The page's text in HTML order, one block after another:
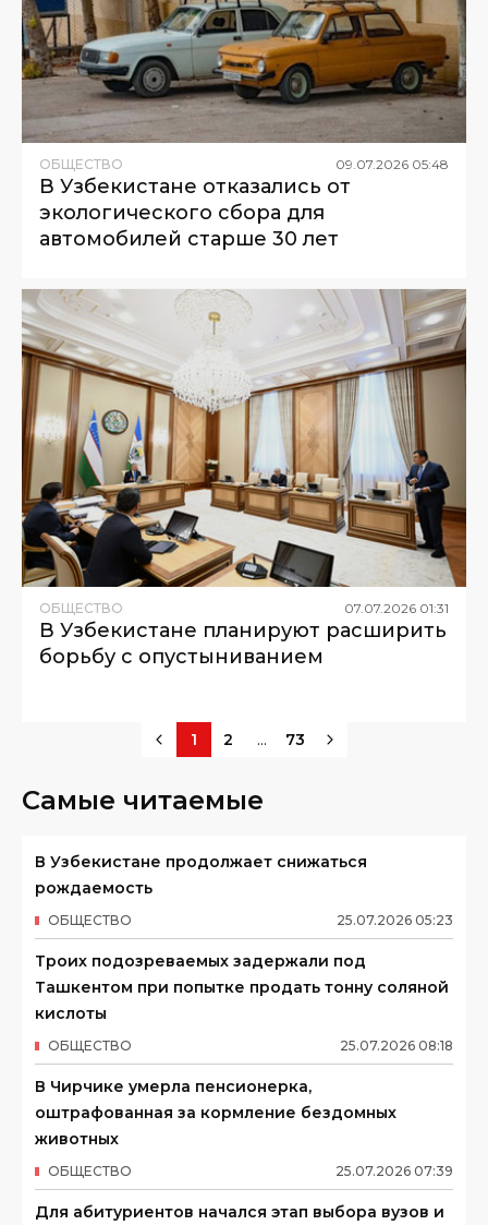
ОБЩЕСТВО 09.07.2026 05:48
В Узбекистане отказались от
экологического сбора для
автомобилей старше 30 лет
ОБЩЕСТВО 07 07 2026 01:31
В Узбекистане планируют расширить
борьбу с опустыниванием
1 2 ... 73
Самые читаемые
В Узбекистане продолжает снижаться
рождаемость
25.07.2026 05:23
ОБЩЕСТВО
Троих подозреваемых задержали под
Ташкентом при попытке продать тонну соляной
кислоты
25.07.2026 08:18
ОБЩЕСТВО
В Чирчике умерла пенсионерка,
оштрафованная за кормление бездомных
животных
25.07.2026 07:39
ОБЩЕСТВО
Для абитуриентов начался этап выбора вузов и